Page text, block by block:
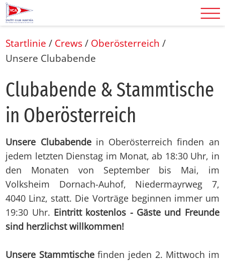
Startlinie / Crews/ Oberösterreich /
Unsere Clubabende
Club­aben­de & Stamm­ti­sche
in Ober­ös­ter­reich
Unsere Clubabendein Oberösterreich finden an
jedem letzten Dienstag im Monat, ab 18:30 Uhr, in
den Monaten von September bis Mai, im
Volksheim Dornach-Auhof, Niedermayrweg 7,
4040 Linz, statt. Die Vorträge beginnen immer um
19:30 Uhr. Eintritt kostenlos - Gäste und Freunde
sind herzlichst willkommen!
Unsere Stammtischefinden jeden 2. Mittwoch im